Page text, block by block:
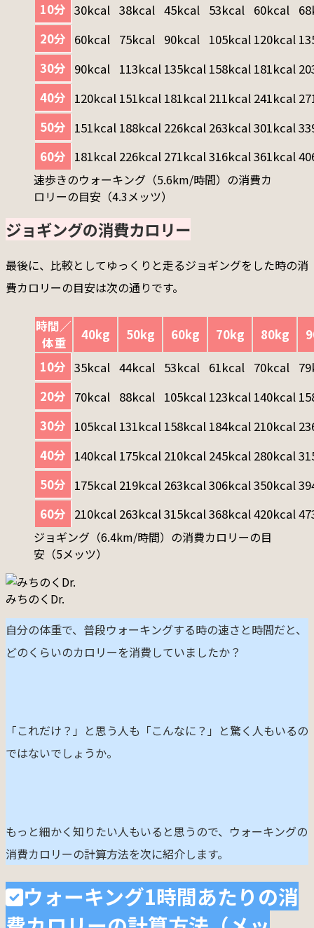
10分 30kcal 38kcal 45kcal 53kcal 60kcal
20分 60kcal 75kcal 90kcal 105kcal 120kcal
30分 90kcal 113kcal 135kcal 158kcal 181kcal
40分 120kcal 151kcal 181kcal 211kcal 241kcal
50分 151kcal 188kcal 226kcal 263kcal301kcal
60分 181kcal 226kcal 271kcal316kcal361kcal
速歩きのウォーキング（5.6km/時間）の消費カ
ロリーの目安（4.3メッツ）
ジョギングの消費カロリー
最後に、比較としてゆっくりと走るジョギングをした時の消
費カロリーの目安は次の通りです。
時間／
体重
40kg 50kg 60kg 70kg 80kg
10分 35kcal 44kcal 53kcal 61kcal 70kcal
20分 70kcal 88kcal 105kcal 123kcal 140kcal
30分 105kcal 131kcal 158kcal 184kcal 210kcal
40分 140kcal 175kcal 210kcal 245kcal 280kcal
50分 175kcal 219kcal 263kcal 306kcal 350kcal
60分 210kcal 263kcal 315kcal 368kcal 420kcal
ジョギング（6.4km/時間）の消費カロリーの目
安（5メッツ）
みちのくDr.
自分の体重で、普段ウォーキングする時の速さと時間だと、
どのくらいのカロリーを消費していましたか？
「これだけ？」と思う人も「こんなに？」と驚く人もいるの
ではないでしょうか。
もっと細かく知りたい人もいると思うので、ウォーキングの
消費カロリーの計算方法を次に紹介します。
ウォーキング1時間あたりの消